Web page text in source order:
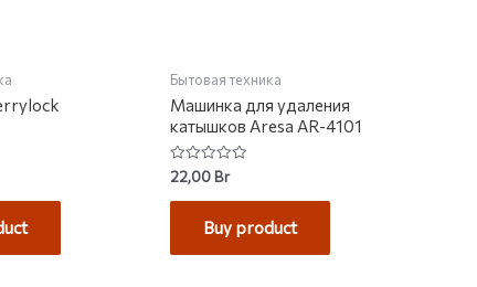
Бытовая техника
Машинка для удаления
катышков Aresa AR-4101
Rated
0
out
22,00Br
Buy product